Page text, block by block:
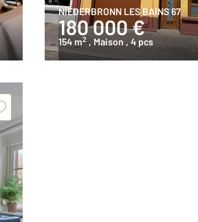
NIEDERBRONN LES BAINS 67
180 000 €
154 m2 , Maison , 4 pcs